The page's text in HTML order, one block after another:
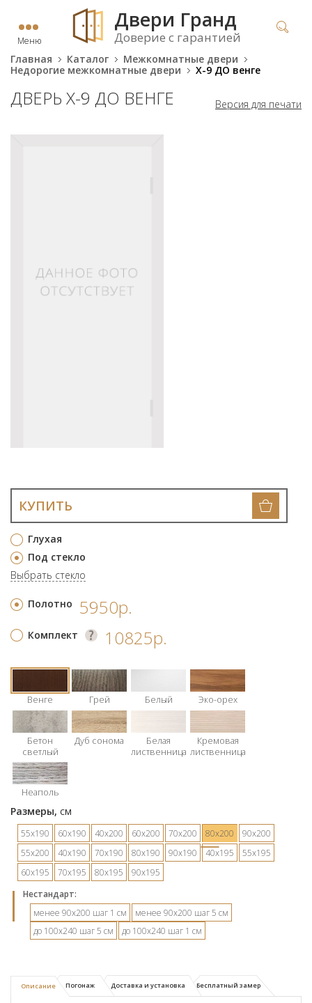
Меню
Двери Гранд
Доверие с гарантией
Главная Каталог
Межкомнатные двери
Недорогие межкомнатные двери
X-9 ДО венге
Версия для печати
ДВЕРЬ X-9 ДО ВЕНГЕ
Глухая
Под стекло
Выбрать стекло
КУПИТЬ
Полотно 5950р.
Комплект 10825р.
Венге Грей Белый Эко-орех
Бетон
светлый
Дуб сонома
Белая
лиственница
Кремовая
лиственница
Неаполь
Размеры, см
55х190 60х190 40х200 60х200 70х200 80х200
90х200
55х200
40х190 70х190 80х190 90х190 40х195
55х195
60х195
70х195 80х195
90х195
Hестандарт:
менее 90х200 шаг 1 см
менее 90х200 шаг 5 см
до 100х240 шаг 5 см
до 100х240 шаг 1 см
Описание Погонаж Доставка и установка Бесплатный замер